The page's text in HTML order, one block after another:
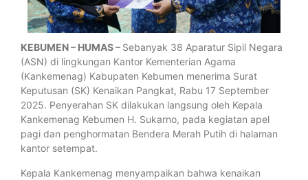
KEBUMEN – HUMAS – Sebanyak 38 Aparatur Sipil Negara
(ASN) di lingkungan Kantor Kementerian Agama
(Kankemenag) Kabupaten Kebumen menerima Surat
Keputusan (SK) Kenaikan Pangkat, Rabu 17 September
2025. Penyerahan SK dilakukan langsung oleh Kepala
Kankemenag Kebumen H. Sukarno, pada kegiatan apel
pagi dan penghormatan Bendera Merah Putih di halaman
kantor setempat.
Kepala Kankemenag menyampaikan bahwa kenaikan